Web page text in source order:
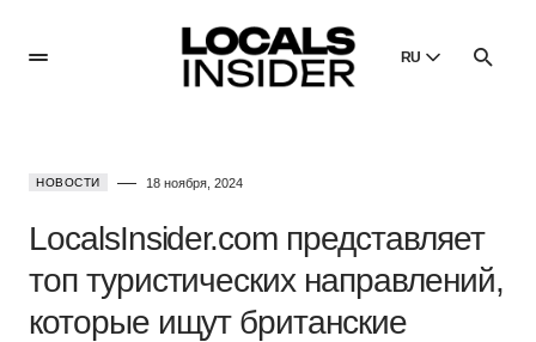
RU
Dansk
Poland
Русский
НОВОСТИ 18 ноября, 2024
LocalsInsider.com представляет
топ туристических направлений,
которые ищут британские